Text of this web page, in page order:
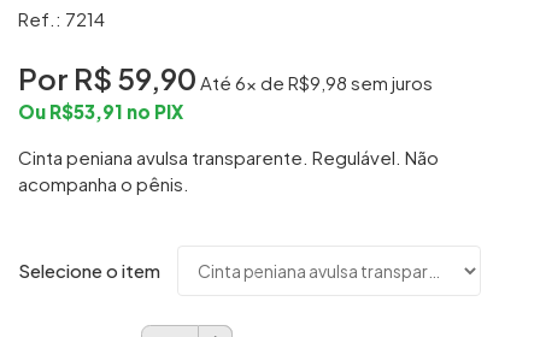
Ref.: 7214
Por R$ 59,90 Até 6x de R$9,98 sem juros
Ou R$53,91 no PIX
Cinta peniana avulsa transparente. Regulável. Não
acompanha o pênis.
Selecione o item